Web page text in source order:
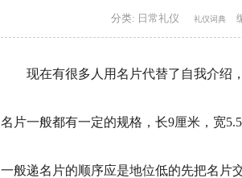
分类: 日常礼仪 礼仪词典
现在有很多人用名片代替了自我介绍
名片一般都有一定的规格，长9厘米，宽
一般递名片的顺序应是地位低的先把名片